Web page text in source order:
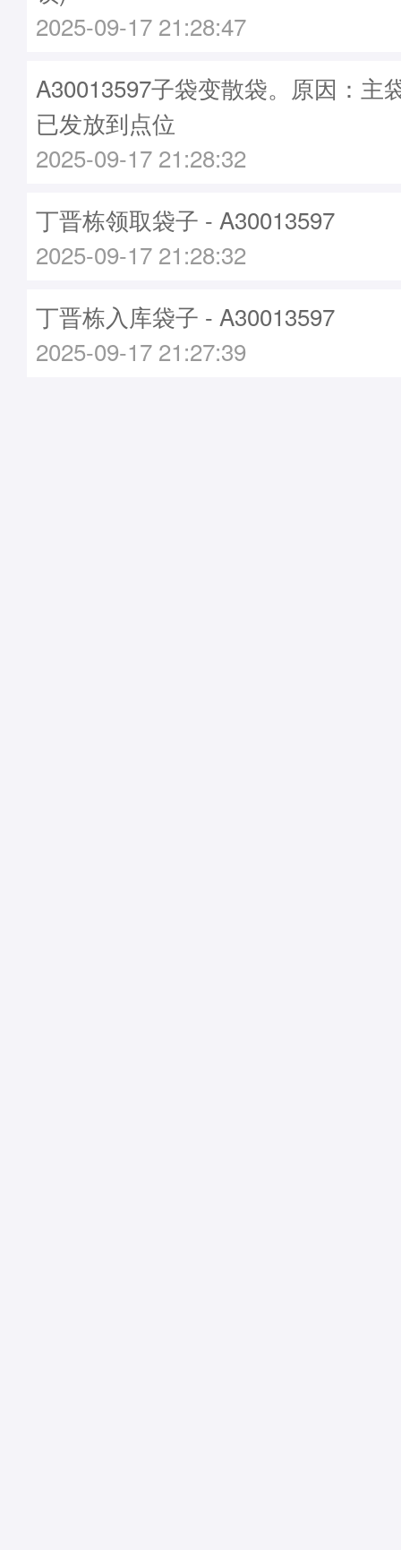
2025-09-17 21:28:47
A30013597子袋变散袋。原因：主
已发放到点位
2025-09-17 21:28:32
丁晋栋领取袋子 - A30013597
2025-09-17 21:28:32
丁晋栋入库袋子 - A30013597
2025-09-17 21:27:39